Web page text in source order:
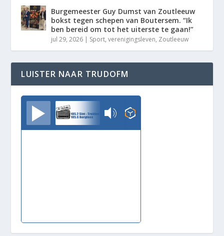
Burgemeester Guy Dumst van Zoutleeuw
bokst tegen schepen van Boutersem. “Ik
ben bereid om tot het uiterste te gaan!”
jul 29, 2026 | Sport,verenigingsleven, Zoutleeuw
LUISTER NAAR TRUDOFM
TrudoFM